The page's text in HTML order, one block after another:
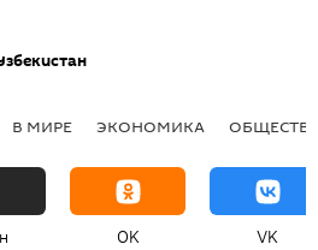
В МИРЕ ЭКОНОМИКА
OK VK